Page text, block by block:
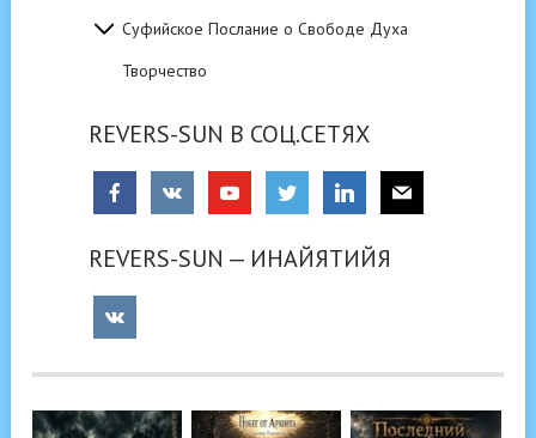
Суфийское Послание о Свободе Духа
Творчество
REVERS-SUN В СОЦ.СЕТЯХ
REVERS-SUN — ИНАЙЯТИЙЯ